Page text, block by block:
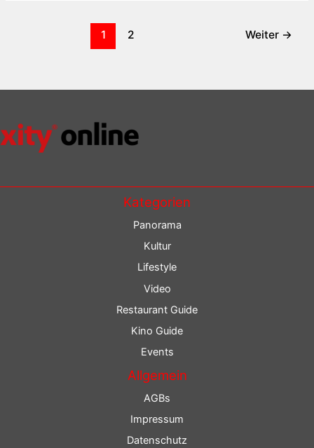
1 2 Weiter →
Kategorien
Panorama
Kultur
Lifestyle
Video
Restaurant Guide
Kino Guide
Events
Allgemein
AGBs
Impressum
Datenschutz